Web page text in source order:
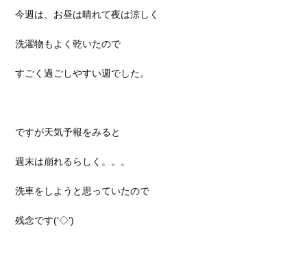
今週は、お昼は晴れて夜は涼しく
洗濯物もよく乾いたので
すごく過ごしやすい週でした。
ですが天気予報をみると
週末は崩れるらしく。。。
洗車をしようと思っていたので
残念です(‘◇’)